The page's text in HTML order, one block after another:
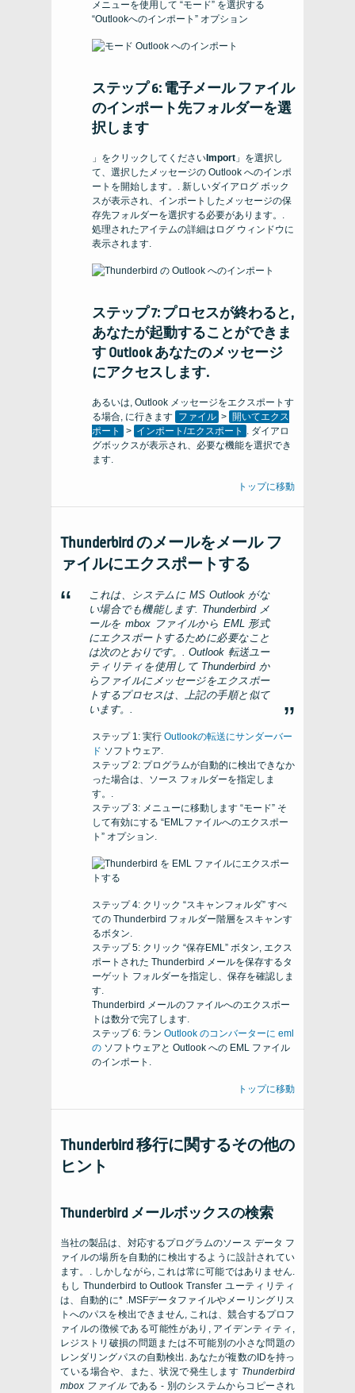
メニューを使用して “モード” を選択する
“Outlookへのインポート” オプション
ステップ 6: 電子メール ファイル
のインポート先フォルダーを選
択します
」をクリックしてくださいImport 」を選択し
て、選択したメッセージの Outlook へのインポ
ートを開始します。. 新しいダイアログ ボック
スが表示され、インポートしたメッセージの保
存先フォルダーを選択する必要があります。.
処理されたアイテムの詳細はログ ウィンドウに
表示されます.
ステップ 7: プロセスが終わると,
あなたが起動することができま
す Outlookあなたのメッセージ
にアクセスします.
あるいは, Outlook メッセージをエクスポートす
る場合, に行きます ファイル > 開いてエクス
ポート
> インポート/エクスポート
. ダイアロ
グボックスが表示され、必要な機能を選択でき
ます.
トップに移動
Thunderbird のメールをメール フ
ァイルにエクスポートする
これは、システムに MS Outlook がな
い場合でも機能します. Thunderbird メ
ールを mbox ファイルから EML 形式
にエクスポートするために必要なこと
は次のとおりです。. Outlook 転送ユー
ティリティを使用して Thunderbird か
らファイルにメッセージをエクスポー
トするプロセスは、上記の手順と似て
います。.
ステップ 1: 実行 Outlookの転送にサンダーバー
ド ソフトウェア.
ステップ 2: プログラムが自動的に検出できなか
った場合は、ソース フォルダーを指定しま
す。.
ステップ 3: メニューに移動します “モード” そ
して有効にする “EMLファイルへのエクスポー
ト” オプション.
ステップ 4: クリック “スキャンフォルダ” すべ
ての Thunderbird フォルダー階層をスキャンす
るボタン.
ステップ 5: クリック “保存EML” ボタン, エクス
ポートされた Thunderbird メールを保存するタ
ーゲット フォルダーを指定し、保存を確認しま
す.
Thunderbird メールのファイルへのエクスポー
トは数分で完了します.
ステップ 6: ラン Outlook のコンバーターに eml
の ソフトウェアと Outlook への EML ファイル
のインポート.
トップに移動
Thunderbird 移行に関するその他の
ヒント
Thunderbird メールボックスの検索
当社の製品は、対応するプログラムのソース データ フ
ァイルの場所を自動的に検出するように設計されてい
ます。. しかしながら, これは常に可能ではありません.
もしThunderbird to Outlook Transfer ユーティリティ
は、自動的に* .MSFデータファイルやメーリングリス
トへのパスを検出できません, これは、競合するプロフ
ァイルの徴候である可能性があり, アイデンティティ,
レジストリ破損の問題または不可能別の小さな問題の
レンダリングパスの自動検出. あなたが複数のIDを持っ
ている場合や、また、状況で発生します Thunderbird
mbox ファイルである - 別のシステムからコピーされ